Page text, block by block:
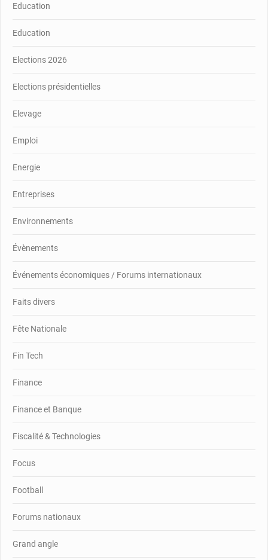
Education
Education
Elections 2026
Elections présidentielles
Elevage
Emploi
Energie
Entreprises
Environnements
Évènements
Événements économiques / Forums internationaux
Faits divers
Fête Nationale
Fin Tech
Finance
Finance et Banque
Fiscalité & Technologies
Focus
Football
Forums nationaux
Grand angle